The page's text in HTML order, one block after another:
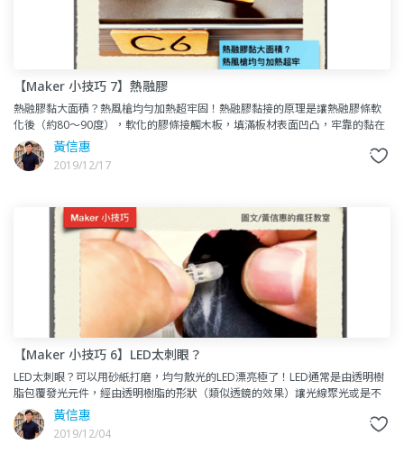
【Maker 小技巧 7】熱融膠
熱融膠黏大面積？熱風槍均勻加熱超牢固！熱融膠黏接的原理是讓熱融膠條軟
化後（約80～90度），軟化的膠條接觸木板，填滿板材表面凹凸，牢靠的黏在
一起。但是黏接物如果太大，可能會在塗膠到最後時，一開始塗的膠
黃信惠
2019/12/17
【Maker 小技巧 6】LED太刺眼？
LED太刺眼？可以用砂紙打磨，均勻散光的LED漂亮極了！LED通常是由透明樹
脂包覆發光元件，經由透明樹脂的形狀（類似透鏡的效果）讓光線聚光或是不
同角度的散光。但如果在LED套上外殼作為燈罩，可能會造成
黃信惠
2019/12/04